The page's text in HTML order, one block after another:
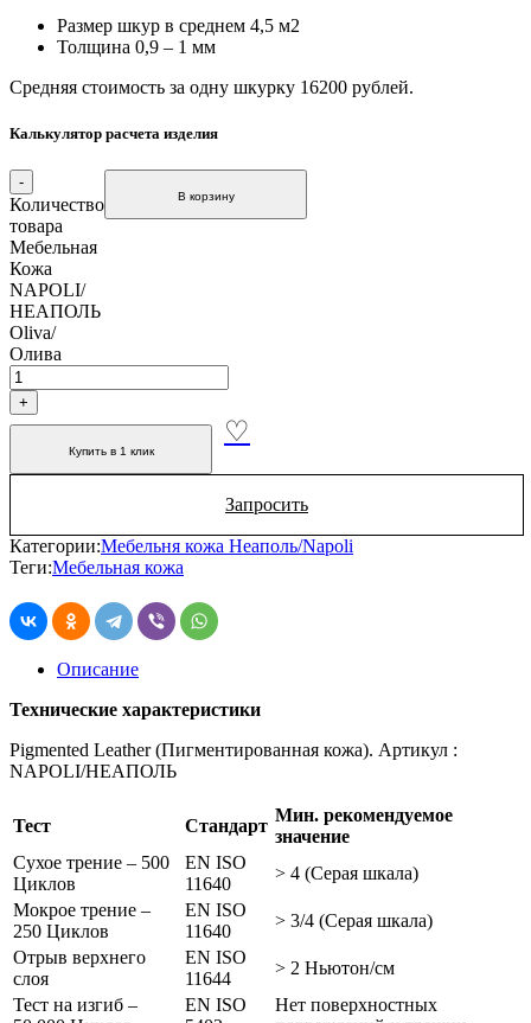
Размер шкур в среднем 4,5 м2
Толщина 0,9 – 1 мм
Средняя стоимость за одну шкурку 16200 рублей.
Калькулятор расчета изделия
Количество
товара
Мебельная
Кожа
NAPOLI/
НЕАПОЛЬ
Oliva/
Олива
В корзину
Купить в 1 клик
Запросить
Категории:Мебельня кожа Неаполь/Napoli
Теги:Мебельная кожа
Описание
Технические характеристики
Pigmented Leather (Пигментированная кожа). Артикул :
NAPOLI/НЕАПОЛЬ
Тест Стандарт
Мин. рекомендуемое
значение
Сухое трение – 500
Циклов
EN ISO
11640
> 4 (Серая шкала)
Мокрое трение –
250 Циклов
EN ISO
11640
> 3/4 (Серая шкала)
Отрыв верхнего
слоя
EN ISO
11644
> 2 Ньютон/см
Тест на изгиб –
EN ISO
Нет поверхностных